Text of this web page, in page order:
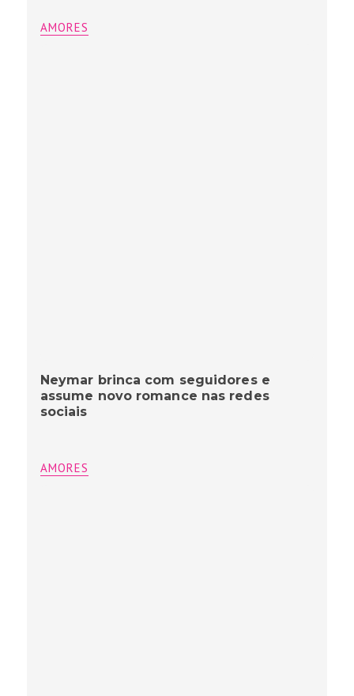
AMORES
Neymar brinca com seguidores e
assume novo romance nas redes
sociais
AMORES